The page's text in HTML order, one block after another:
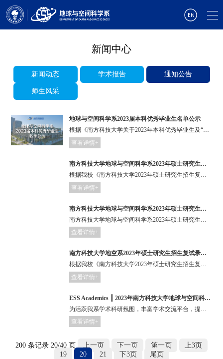
新闻中心
新闻动态 学术报告 通知公告
师生风采
地球与空间科学系2023届本科优秀毕业生名单公示
根据《南方科技大学关于2023年本科优秀毕业生及“十佳毕业生”评选方案》《南方科技大学地球与空间科学系2023届本科“优秀毕业生”评选方案》，经学生自愿申请、系学生工作委员会综合评议及投票选举，现公示院系级优秀毕业生、校级优秀毕业生及理学院十佳毕业生推荐人名单。
查看详情+
南方科技大学地球与空间科学系2023年硕士研究生预调剂报名通知
根据我校《南方科技大学2023年硕士研究生招生复试录取办法》文件要求，结合我系实际情况，在确保公平性和科学性的基础上，制定我系2023年硕士研究生招生调剂复试录取细则。
查看详情+
南方科技大学地球与空间科学系2023年硕士研究生招生考试拟录取名单公示（一志愿）
查看详情+
南方科技大学地空系2023年硕士研究生招生复试录取实施细则
根据我校《南方科技大学2023年硕士研究生招生复试录取办法》文件要求，结合我系实际情况，在确保公平性和科学性的基础上，制定我系2023年硕士研究生招生复试录取实施细则。
查看详情+
ESS Academics ┃ 2023年南方科技大学地球与空间科学系 研究生学术论坛来啦！！！
为活跃我系学术科研氛围，丰富学术交流平台，提升我系研究生的科学研究素养和学术报告能力，结合学校关于研究生阶段主讲seminar的培养要求，地球与空间科学系将以系列活动形式举办研究生学术论坛。
查看详情+
200 条记录 20/40 页 上一页 下一页 第一页
上3页
19
20 21 下3页 尾页